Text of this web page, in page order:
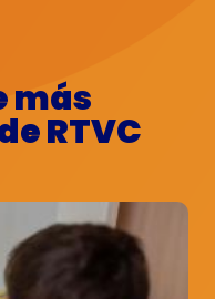
más
RTVC